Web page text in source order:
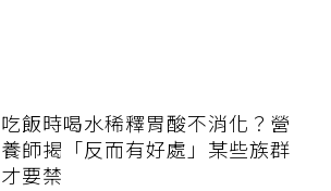
吃飯時喝水稀釋胃酸不消化？營
養師揭「反而有好處」某些族群
才要禁